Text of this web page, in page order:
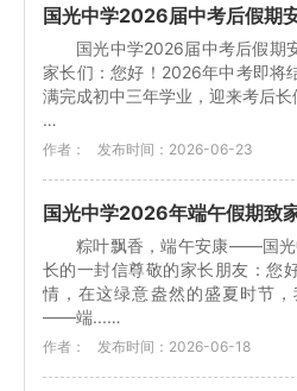
国光中学2026届中考后假期
国光中学2026届中考后假期
家长们：您好！2026年中考即将
满完成初中三年学业，迎来考后
…
作者： 发布时间：2026-06-23
国光中学2026年端午假期致
粽叶飘香，端午安康——国
长的一封信尊敬的家长朋友：您
情，在这绿意盎然的盛夏时节
——端...…
作者： 发布时间：2026-06-18